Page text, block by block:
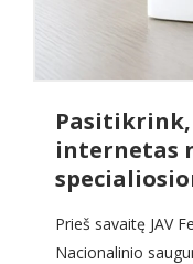
internetas
Prieš savaitę JAV
Nacionalinio